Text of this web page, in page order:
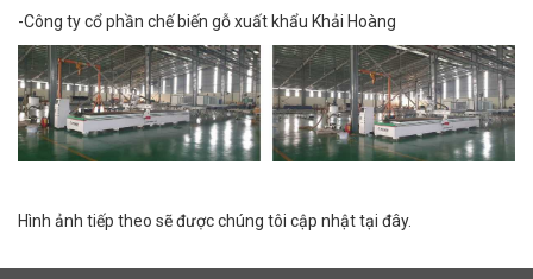
-Công ty cổ phần chế biến gỗ xuất khẩu Khải Hoàng
Hình ảnh tiếp theo sẽ được chúng tôi cập nhật tại đây.